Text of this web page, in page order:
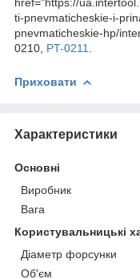
ti-pnevmaticheskie-i-
pnevmaticheskie-hp/
0210, PT-0211
Приховати
Характеристики
Основні
Виробник
Вага
Користувальницькі
Діаметр форсунки
Об'єм